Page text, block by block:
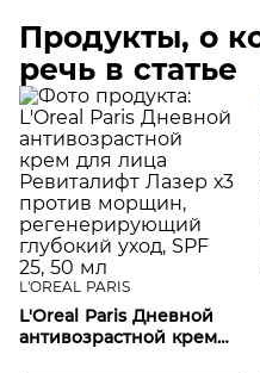
Продукты, о
речь в статье
L'OREAL PARIS
L'Oreal Paris Дневной
антивозрастной крем